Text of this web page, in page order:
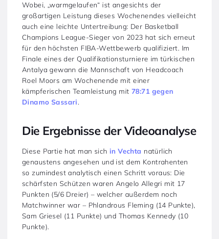
Wobei, „warmgelaufen“ ist angesichts der
großartigen Leistung dieses Wochenendes vielleicht
auch eine leichte Untertreibung: Der Basketball
Champions League-Sieger von 2023 hat sich erneut
für den höchsten FIBA-Wettbewerb qualifiziert. Im
Finale eines der Qualifikationsturniere im türkischen
Antalya gewann die Mannschaft von Headcoach
Roel Moors am Wochenende mit einer
kämpferischen Teamleistung mit78:71 gegen
Dinamo Sassari.
Die Ergebnisse der Videoanalyse
Diese Partie hat man sich in Vechta natürlich
genaustens angesehen und ist dem Kontrahenten
so zumindest analytisch einen Schritt voraus: Die
schärfsten Schützen waren Angelo Allegri mit 17
Punkten (5/6 Dreier) – welcher außerdem noch
Matchwinner war – Phlandrous Fleming (14 Punkte),
Sam Griesel (11 Punkte) und Thomas Kennedy (10
Punkte).